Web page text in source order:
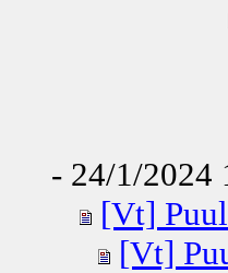
- 24/1/2024
[Vt]
[Vt]